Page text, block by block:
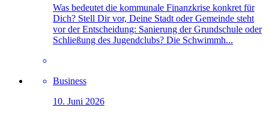
Was bedeutet die kommunale Finanzkrise konkret für
Dich? Stell Dir vor, Deine Stadt oder Gemeinde steht
vor der Entscheidung: Sanierung der Grundschule oder
Schließung des Jugendclubs? Die Schwimmh...
Business
10. Juni 2026